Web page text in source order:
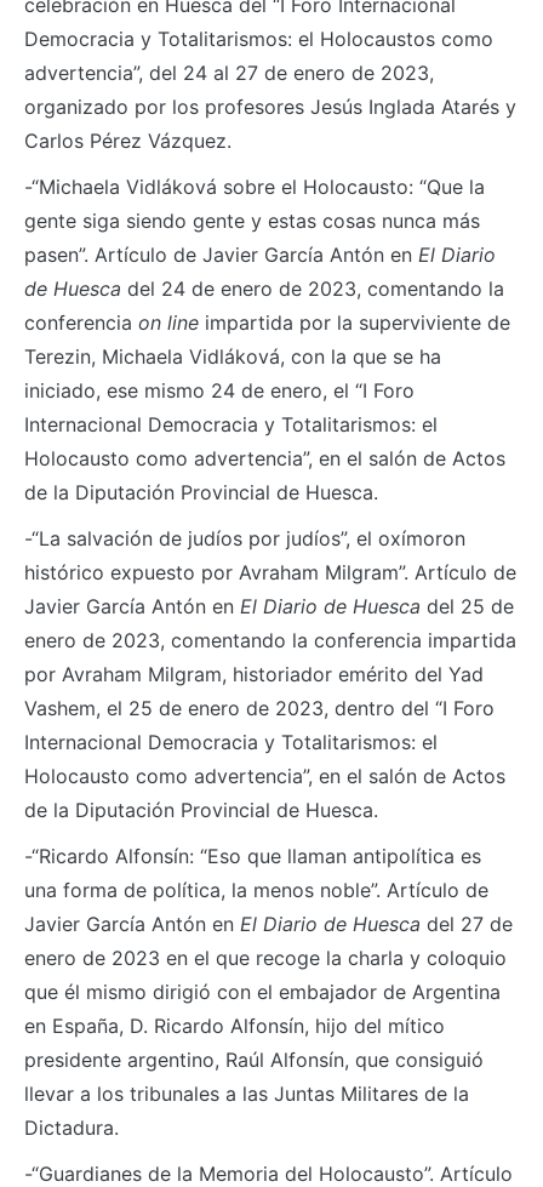
celebración en Huesca del “I Foro Internacional
Democracia y Totalitarismos: el Holocaustos como
advertencia”, del 24 al 27 de enero de 2023,
organizado por los profesores Jesús Inglada Atarés y
Carlos Pérez Vázquez.
-“Michaela Vidláková sobre el Holocausto: “Que la
gente siga siendo gente y estas cosas nunca más
pasen”. Artículo de Javier García Antón en El Diario
de Huesca del 24 de enero de 2023, comentando la
conferencia on line impartida por la superviviente de
Terezin, Michaela Vidláková, con la que se ha
iniciado, ese mismo 24 de enero, el “I Foro
Internacional Democracia y Totalitarismos: el
Holocausto como advertencia”, en el salón de Actos
de la Diputación Provincial de Huesca.
-“La salvación de judíos por judíos”, el oxímoron
histórico expuesto por Avraham Milgram”. Artículo de
Javier García Antón en El Diario de Huesca del 25 de
enero de 2023, comentando la conferencia impartida
por Avraham Milgram, historiador emérito del Yad
Vashem, el 25 de enero de 2023, dentro del “I Foro
Internacional Democracia y Totalitarismos: el
Holocausto como advertencia”, en el salón de Actos
de la Diputación Provincial de Huesca.
-“Ricardo Alfonsín: “Eso que llaman antipolítica es
una forma de política, la menos noble”. Artículo de
Javier García Antón en El Diario de Huesca del 27 de
enero de 2023 en el que recoge la charla y coloquio
que él mismo dirigió con el embajador de Argentina
en España, D. Ricardo Alfonsín, hijo del mítico
presidente argentino, Raúl Alfonsín, que consiguió
llevar a los tribunales a las Juntas Militares de la
Dictadura.
-“Guardianes de la Memoria del Holocausto”. Artículo